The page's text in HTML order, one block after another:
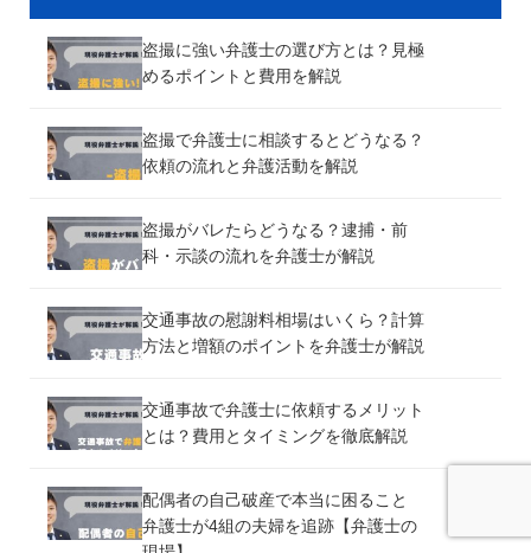
盗撮に強い弁護士の選び方とは？見極
めるポイントと費用を解説
盗撮で弁護士に相談するとどうなる？
依頼の流れと弁護活動を解説
盗撮がバレたらどうなる？逮捕・前
科・示談の流れを弁護士が解説
交通事故の慰謝料相場はいくら？計算
方法と増額のポイントを弁護士が解説
交通事故で弁護士に依頼するメリット
とは？費用とタイミングを徹底解説
配偶者の自己破産で本当に困ること
弁護士が4組の夫婦を追跡【弁護士の